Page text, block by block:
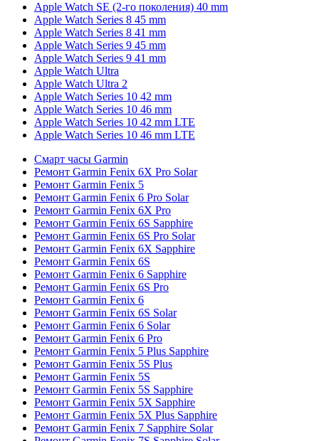
Apple Watch SE (2-го поколения) 40 mm
Apple Watch Series 8 45 mm
Apple Watch Series 8 41 mm
Apple Watch Series 9 45 mm
Apple Watch Series 9 41 mm
Apple Watch Ultra
Apple Watch Ultra 2
Apple Watch Series 10 42 mm
Apple Watch Series 10 46 mm
Apple Watch Series 10 42 mm LTE
Apple Watch Series 10 46 mm LTE
Смарт часы Garmin
Ремонт Garmin Fenix 6X Pro Solar
Ремонт Garmin Fenix 5
Ремонт Garmin Fenix 6 Pro Solar
Ремонт Garmin Fenix 6X Pro
Ремонт Garmin Fenix 6S Sapphire
Ремонт Garmin Fenix 6S Pro Solar
Ремонт Garmin Fenix 6X Sapphire
Ремонт Garmin Fenix 6S
Ремонт Garmin Fenix 6 Sapphire
Ремонт Garmin Fenix 6S Pro
Ремонт Garmin Fenix 6
Ремонт Garmin Fenix 6S Solar
Ремонт Garmin Fenix 6 Solar
Ремонт Garmin Fenix 6 Pro
Ремонт Garmin Fenix 5 Plus Sapphire
Ремонт Garmin Fenix 5S Plus
Ремонт Garmin Fenix 5S
Ремонт Garmin Fenix 5S Sapphire
Ремонт Garmin Fenix 5X Sapphire
Ремонт Garmin Fenix 5X Plus Sapphire
Ремонт Garmin Fenix 7 Sapphire Solar